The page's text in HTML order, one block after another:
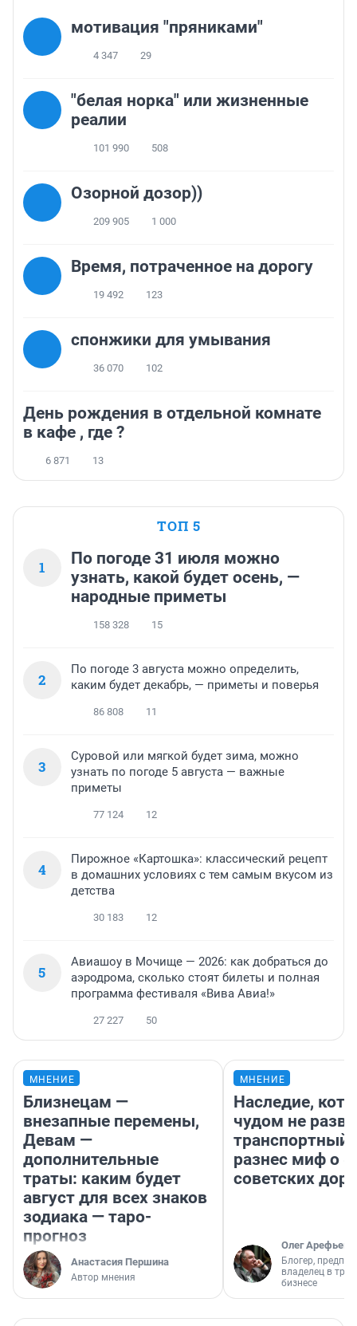
мотивация "пряниками"
4 347 29
"белая норка" или жизненные
реалии
101 990 508
Озорной дозор))
209 905 1 000
Время, потраченное на дорогу
19 492 123
спонжики для умывания
36 070 102
День рождения в отдельной комнате
в кафе , где ?
6 871 13
ТОП 5
1
По погоде 31 июля можно
узнать, какой будет осень, —
народные приметы
158 328 15
2
По погоде 3 августа можно определить,
каким будет декабрь, — приметы и поверья
86 808 11
3
Суровой или мягкой будет зима, можно
узнать по погоде 5 августа — важные
приметы
77 124 12
4
Пирожное «Картошка»: классический рецепт
в домашних условиях с тем самым вкусом из
детства
30 183 12
5
Авиашоу в Мочище — 2026: как добраться до
аэродрома, сколько стоят билеты и полная
программа фестиваля «Вива Авиа!»
27 227 50
МНЕНИЕ
Близнецам —
внезапные перемены,
Девам —
дополнительные
траты: каким будет
август для всех знаков
зодиака — таро-
прогноз
Анастасия Першина
Автор мнения
МНЕНИЕ
Наследие,
чудом не
транспортный
разнес миф о
советских
Олег Арефьев
Блогер,
владелец в
бизнесе